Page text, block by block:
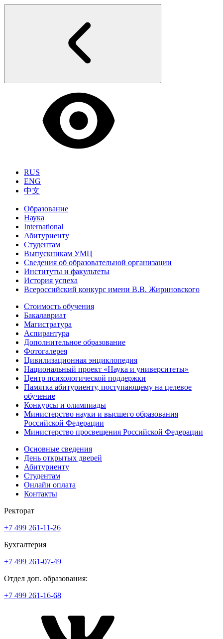
RUS
ENG
中文
Образование
Наука
International
Абитуриенту
Студентам
Выпускникам УМЦ
Сведения об образовательной организации
Институты и факультеты
История успеха
Всероссийский конкурс имени В.В. Жириновского
Стоимость обучения
Бакалавриат
Магистратура
Аспирантура
Дополнительное образование
Фотогалерея
Цивилизационная энциклопедия
Национальный проект «Наука и университеты»
Центр психологической поддержки
Памятка абитуриенту, поступающему на целевое
обучение
Конкурсы и олимпиады
Министерство науки и высшего образования
Российской Федерации
Министерство просвещения Российской Федерации
Основные сведения
День открытых дверей
Абитуриенту
Студентам
Онлайн оплата
Контакты
Ректорат
+7 499 261-11-26
Бухгалтерия
+7 499 261-07-49
Отдел доп. образования:
+7 499 261-16-68